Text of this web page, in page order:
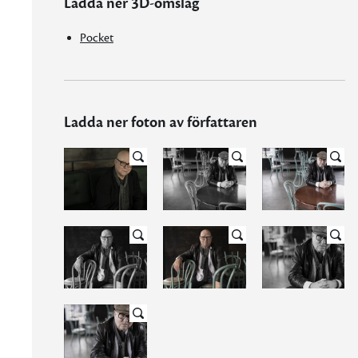
Pocket
Ladda ner foton av författaren